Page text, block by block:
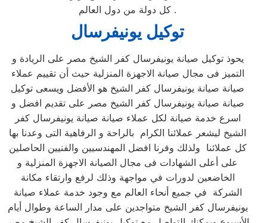
كل دولة من دول العالم .
توكيل يونيفرسال
يحوذ توكيل صيانة يونيفرسال كفر الشيخ مصر على الريادة و
التميز فى مجال صيانة الاجهزة المنزلية حيث أن تقييم عملاء
صيانة صيانة يونيفرسال كفر الشيخ هو الأفضل ويسعى توكيل
صيانة صيانة يونيفرسال كفر الشيخ مصر على تقديم افضل و
اسرع خدمة صيانة لكل عملاء صيانة صيانة يونيفرسال كفر
الشيخ ليشعر عملائنا الكرام بالراحة و الرفاهية التى وعدنا بها
كل عملائنا ولذلك وفرنا افضل المهندسيين والفنيين الحاصلين
على أعلى الشهادات فى مجال الصيانة الاجهزة المنزلية و
الخاضعين لدورات في مواجهة وذلك لرفع وارتقاء مكانة
الشركة في جميع أنحاء العالم مع وجود خدمة عملاء صيانة
يونيفرسال كفر الشيخ متواجدين على مدار الساعة وطوال أيام